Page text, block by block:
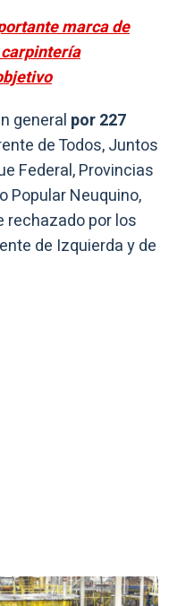
marca de
general por 227
de Todos, Juntos
Federal, Provincias
Popular Neuquino,
rechazado por los
de Izquierda y de